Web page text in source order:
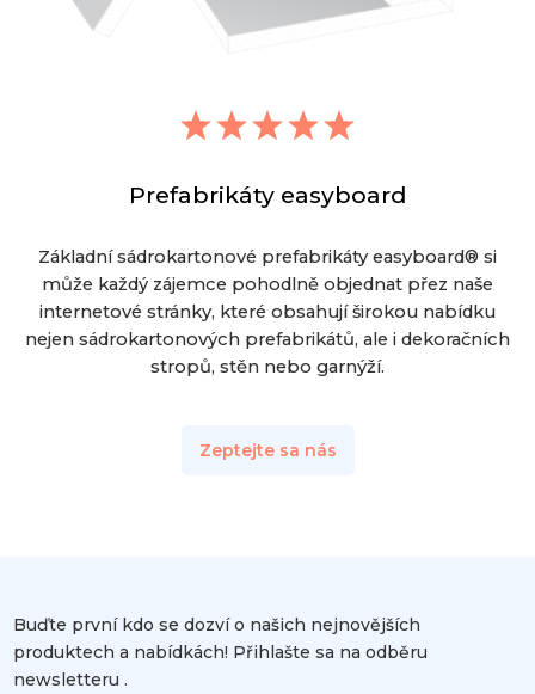
Prefabrikáty easyboard
Základní sádrokartonové prefabrikáty easyboard® si
může každý zájemce pohodlně objednat přez naše
internetové stránky, které obsahují širokou nabídku
nejen sádrokartonových prefabrikátů, ale i dekoračních
stropů, stěn nebo garnýží.
Zeptejte sa nás
Buďte první kdo se dozví o našich nejnovějších
produktech a nabídkách! Přihlašte sa na odběru
newsletteru .